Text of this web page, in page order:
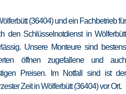
(36404) und ein Fachbetrieb für
den Schlüsselnotdienst in Wölferbütt
Unsere Monteure sind bestens
öffnen zugefallene und auch
Preisen. Im Notfall sind ist der
Zeit in Wölferbütt (36404) vor Ort.